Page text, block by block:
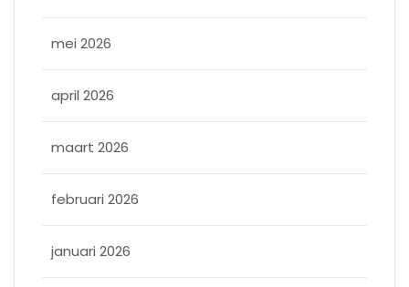
mei 2026
april 2026
maart 2026
februari 2026
januari 2026